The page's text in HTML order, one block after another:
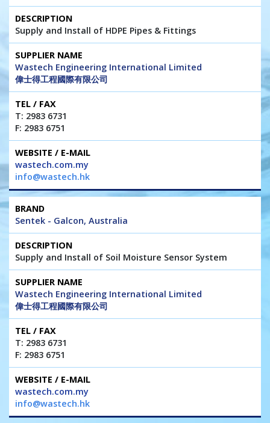
Supply and Install of HDPE Pipes & Fittings
Wastech Engineering International Limited
偉士得工程國際有限公司
T: 2983 6731
F: 2983 6751
wastech.com.my
info@wastech.hk
Sentek - Galcon, Australia
Supply and Install of Soil Moisture Sensor System
Wastech Engineering International Limited
偉士得工程國際有限公司
T: 2983 6731
F: 2983 6751
wastech.com.my
info@wastech.hk